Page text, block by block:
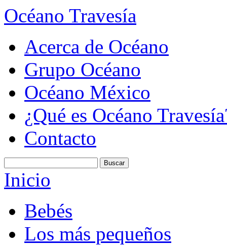
Océano Travesía
Acerca de Océano
Grupo Océano
Océano México
¿Qué es Océano
Contacto
Inicio
Bebés
Los más pequeños